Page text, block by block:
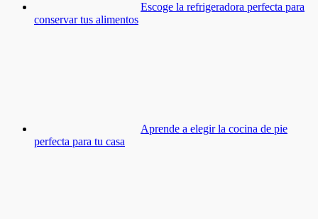
Escoge la refrigeradora perfecta para
conservar tus alimentos
Aprende a elegir la cocina de pie
perfecta para tu casa